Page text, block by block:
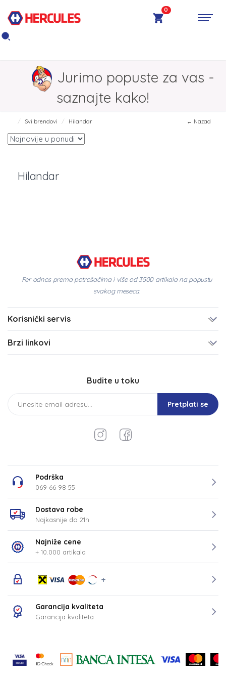
0
Jurimo popuste za vas -
saznajte kako!
Svi brendovi Hilandar ← Nazad
Hilandar
Fer odnos prema potrošačima i više od 3500 artikala na popustu
svakog meseca.
Korisnički servis
Brzi linkovi
Budite u toku
Pretplati se
Podrška
069 66 98 55
Dostava robe
Najkasnije do 21h
Najniže cene
+ 10.000 artikala
Garancija kvaliteta
Garancija kvaliteta